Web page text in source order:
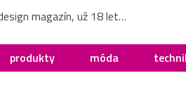
magazín, už 18 let…
produkty móda